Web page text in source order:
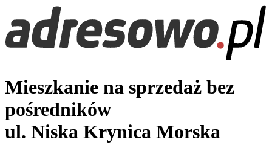
Mieszkanie na sprzedaż bez
pośredników
ul. Niska Krynica Morska